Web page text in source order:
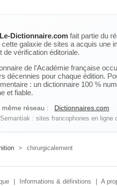
Le-Dictionnaire.com fait partie du
cette galaxie de sites a acquis une
de vérification éditoriale.
de l’Académie française
décennies pour chaque édition.
: un dictionnaire 100 %
et fiable.
même réseau : Dictionnaires.com
: sites francophones en
> chirurgicalement
Informations & définitions A